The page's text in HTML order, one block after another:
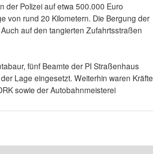
der Polizei auf etwa 500.000 Euro
von rund 20 Kilometern. Die Bergung der
auf den tangierten Zufahrtsstraßen
fünf Beamte der PI Straßenhaus
Lage eingesetzt. Weiterhin waren Kräfte
sowie der Autobahnmeisterei